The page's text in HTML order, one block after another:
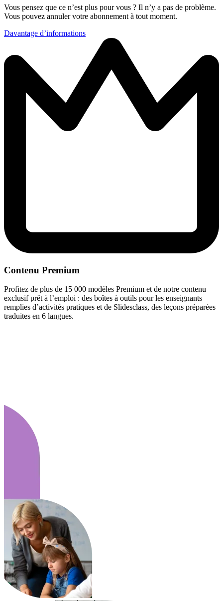
Vous pensez que ce n’est plus pour vous ? Il n’y a pas de problème.
Vous pouvez annuler votre abonnement à tout moment.
Davantage d’informations
Contenu Premium
Profitez de plus de 15 000 modèles Premium et de notre contenu
exclusif prêt à l’emploi : des boîtes à outils pour les enseignants
remplies d’activités pratiques et de Slidesclass, des leçons préparées
traduites en 6 langues.